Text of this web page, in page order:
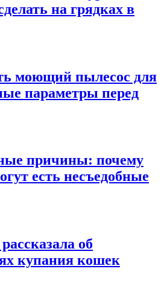
на грядках в
моющий пылесос для
параметры перед
причины: почему
есть несъедобные
об
купания кошек